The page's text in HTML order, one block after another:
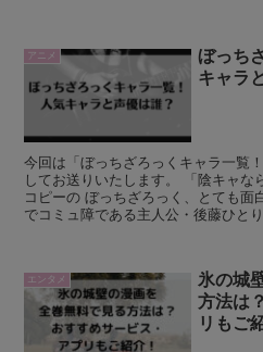
アニメ
ぼっち
キャラ
今回は「ぼっちざろっくキャラ一覧
してお送りいたします。 「陰キャな
コピーの ぼっちざろっく、とても面
でコミュ障である主人公・後藤ひとり
エンタメ
氷の城
方法は
リもご